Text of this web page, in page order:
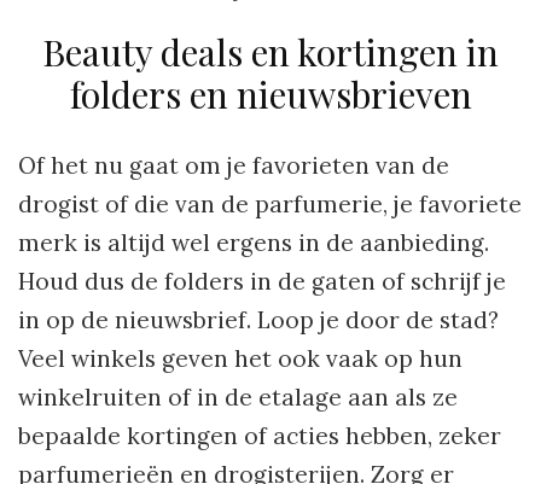
Beauty deals en kortingen in
folders en nieuwsbrieven
Of het nu gaat om je favorieten van de
drogist of die van de parfumerie, je favoriete
merk is altijd wel ergens in de aanbieding.
Houd dus de folders in de gaten of schrijf je
in op de nieuwsbrief. Loop je door de stad?
Veel winkels geven het ook vaak op hun
winkelruiten of in de etalage aan als ze
bepaalde kortingen of acties hebben, zeker
parfumerieën en drogisterijen. Zorg er